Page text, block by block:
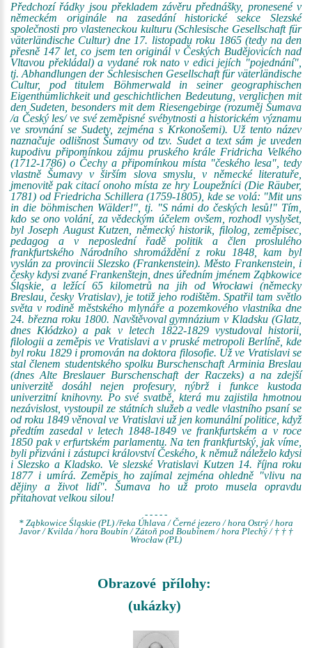
Předchozí řádky jsou překladem závěru přednášky, pronesené v
německém originále na zasedání historické sekce Slezské
společnosti pro vlasteneckou kulturu (Schlesische Gesellschaft für
väterländische Cultur) dne 17. listopadu roku 1865 (tedy na den
přesně 147 let, co jsem ten originál v Českých Budějovicích nad
Vltavou překládal) a vydané rok nato v edici jejích "pojednání",
tj. Abhandlungen der Schlesischen Gesellschaft für väterländische
Cultur, pod titulem Böhmerwald in seiner geographischen
Eigenthümlichkeit und geschichtlichen Bedeutung, verglichen mit
den Sudeten, besonders mit dem Riesengebirge (rozuměj Šumava
/a Český les/ ve své zeměpisné svébytnosti a historickém významu
ve srovnání se Sudety, zejména s Krkonošemi). Už tento název
naznačuje odlišnost Šumavy od tzv. Sudet a text sám je uveden
kupodivu připomínkou zájmu pruského krále Fridricha Velkého
(1712-1786) o Čechy a připomínkou místa "českého lesa", tedy
vlastně Šumavy v širším slova smyslu, v německé literatuře,
jmenovitě pak citací onoho místa ze hry Loupežníci (Die Räuber,
1781) od Friedricha Schillera (1759-1805), kde se volá: "Mit uns
in die böhmischen Wälder!", tj. "S námi do českých lesů!" Tím,
kdo se ono volání, za vědeckým účelem ovšem, rozhodl vyslyšet,
byl Joseph August Kutzen, německý historik, filolog, zeměpisec,
pedagog a v neposlední řadě politik a člen proslulého
frankfurtského Národního shromáždění z roku 1848, kam byl
vyslán za provincii Slezsko (Frankenstein). Město Frankenstein, i
česky kdysi zvané Frankenštejn, dnes úředním jménem Ząbkowice
Śląskie, a ležící 65 kilometrů na jih od Wrocławi (německy
Breslau, česky Vratislav), je totiž jeho rodištěm. Spatřil tam světlo
světa v rodině městského mlynáře a pozemkového vlastníka dne
24. března roku 1800. Navštěvoval gymnázium v Kladsku (Glatz,
dnes Kłódzko) a pak v letech 1822-1829 vystudoval historii,
filologii a zeměpis ve Vratislavi a v pruské metropoli Berlíně, kde
byl roku 1829 i promován na doktora filosofie. Už ve Vratislavi se
stal členem studentského spolku Burschenschaft Arminia Breslau
(dnes Alte Breslauer Burschenschaft der Raczeks) a na zdejší
univerzitě dosáhl nejen profesury, nýbrž i funkce kustoda
univerzitní knihovny. Po své svatbě, která mu zajistila hmotnou
nezávislost, vystoupil ze státních služeb a vedle vlastního psaní se
od roku 1849 věnoval ve Vratislavi už jen komunální politice, když
předtím zasedal v letech 1848-1849 ve frankfurtském a v roce
1850 pak v erfurtském parlamentu. Na ten frankfurtský, jak víme,
byli přizváni i zástupci království Českého, k němuž náleželo kdysi
i Slezsko a Kladsko. Ve slezské Vratislavi Kutzen 14. října roku
1877 i umírá. Zeměpis ho zajímal zejména ohledně "vlivu na
dějiny a život lidí". Šumava ho už proto musela opravdu
přitahovat velkou silou!
- - - - -
* Ząbkowice Śląskie (PL) /řeka Úhlava / Černé jezero / hora Ostrý / hora
Javor / Kvilda / hora Boubín / Zátoň pod Boubínem / hora Plechý / † † †
Wrocław (PL)
Obrazové přílohy:
(ukázky)